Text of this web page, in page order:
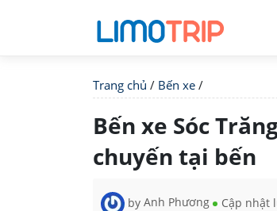
Trang chủ / Bến xe /
Bến xe Sóc
chuyến tại bến
by Anh Phương Cập nhật